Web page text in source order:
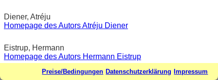
Preise/Bedingungen Datenschutzerklärung Impressum
Diener, Atréju
Homepage des Autors Atréju Diener
Eistrup, Hermann
Homepage des Autors Hermann Eistrup